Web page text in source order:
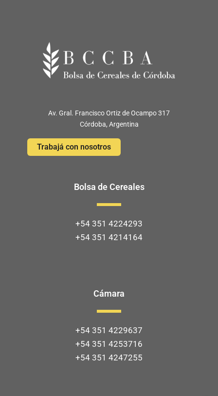
Av. Gral. Francisco Ortiz de Ocampo 317
Córdoba, Argentina
Trabajá con nosotros
Bolsa de Cereales
+54 351 4224293
+54 351 4214164
Cámara
+54 351 4229637
+54 351 4253716
+54 351 4247255